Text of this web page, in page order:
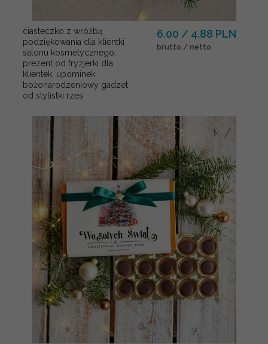
ciasteczko z wróżbą
podziękowania dla klientki
salonu kosmetycznego,
prezent od fryzjerki dla
klientek, upominek
bożonarodzeniowy gadzet
od stylistki rzes
6.00 / 4.88 PLN
brutto / netto